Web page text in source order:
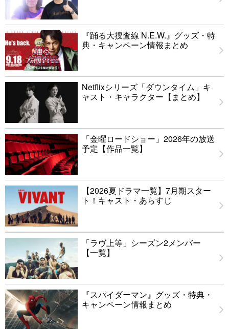
『踊る大捜査線 N.E.W.』グッズ・特
典・キャンペーン情報まとめ
Netflixシリーズ「ダウンタイム」キ
ャスト・キャラクター【まとめ】
「金曜ロードショー」2026年の放送
予定【作品一覧】
【2026夏ドラマ一覧】7月期スター
ト！キャスト・あらすじ
「ラヴ上等」シーズン2メンバー
【一覧】
『スパイダーマン』グッズ・特典・
キャンペーン情報まとめ